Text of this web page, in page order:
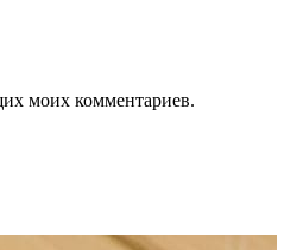
моих комментариев.